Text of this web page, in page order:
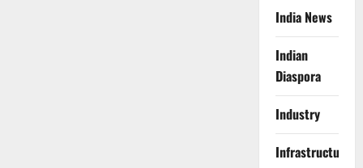
India News
Indian
Diaspora
Industry
Infrastructure